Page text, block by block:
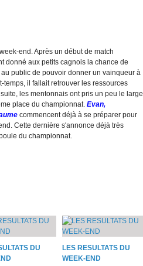
end. Après un début de match
donné aux petits cagnois la chance de
public de pouvoir donner un vainqueur à
temps, il fallait retrouver les ressources
les mentonnais ont pris un peu le large
place du championnat. Evan,
commencent déjà à se préparer pour
Cette dernière s'annonce déjà très
du championnat.
DU
LES RESULTATS DU
WEEK-END